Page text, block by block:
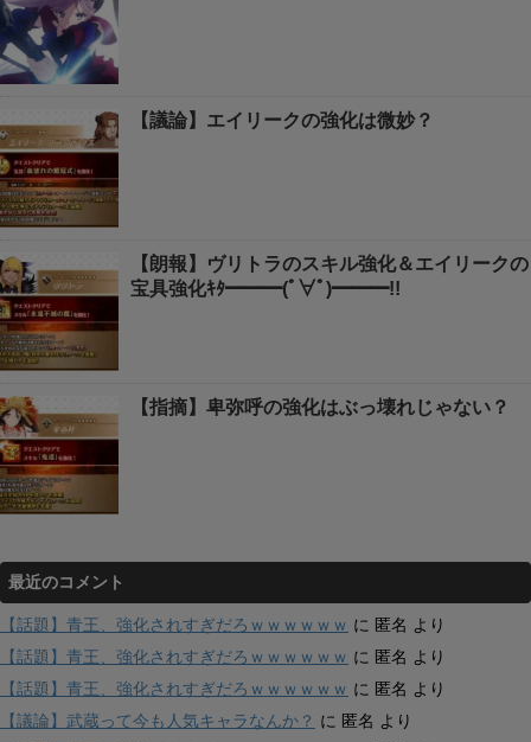
【議論】エイリークの強化は微妙？
【朗報】ヴリトラのスキル強化＆エイリークの
宝具強化ｷﾀ━━━(ﾟ∀ﾟ)━━━!!
【指摘】卑弥呼の強化はぶっ壊れじゃない？
最近のコメント
【話題】青王、強化されすぎだろｗｗｗｗｗｗ に 匿名 より
【話題】青王、強化されすぎだろｗｗｗｗｗｗ に 匿名 より
【話題】青王、強化されすぎだろｗｗｗｗｗｗ に 匿名 より
【議論】武蔵って今も人気キャラなんか？ に 匿名 より